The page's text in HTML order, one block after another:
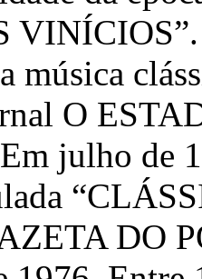
música
O
julho de
DO